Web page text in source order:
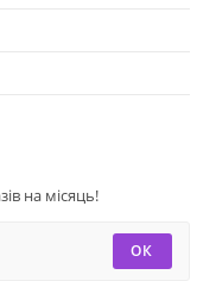
на місяць!
ОК